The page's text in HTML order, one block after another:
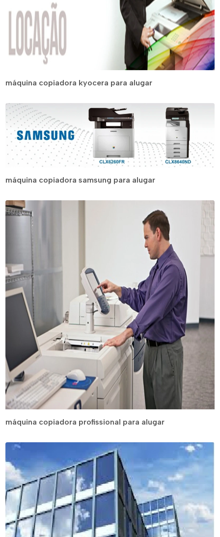
máquina copiadora kyocera para alugar
máquina copiadora samsung para alugar
máquina copiadora profissional para alugar